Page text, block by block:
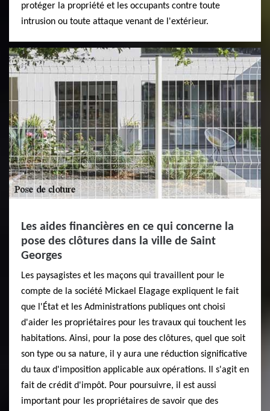
protéger la propriété et les occupants contre toute
intrusion ou toute attaque venant de l'extérieur.
Les aides financières en ce qui concerne la
pose des clôtures dans la ville de Saint
Georges
Les paysagistes et les maçons qui travaillent pour le
compte de la société Mickael Elagage expliquent le fait
que l'État et les Administrations publiques ont choisi
d'aider les propriétaires pour les travaux qui touchent les
habitations. Ainsi, pour la pose des clôtures, quel que soit
son type ou sa nature, il y aura une réduction significative
du taux d'imposition applicable aux opérations. Il s'agit en
fait de crédit d'impôt. Pour poursuivre, il est aussi
important pour les propriétaires de savoir que des